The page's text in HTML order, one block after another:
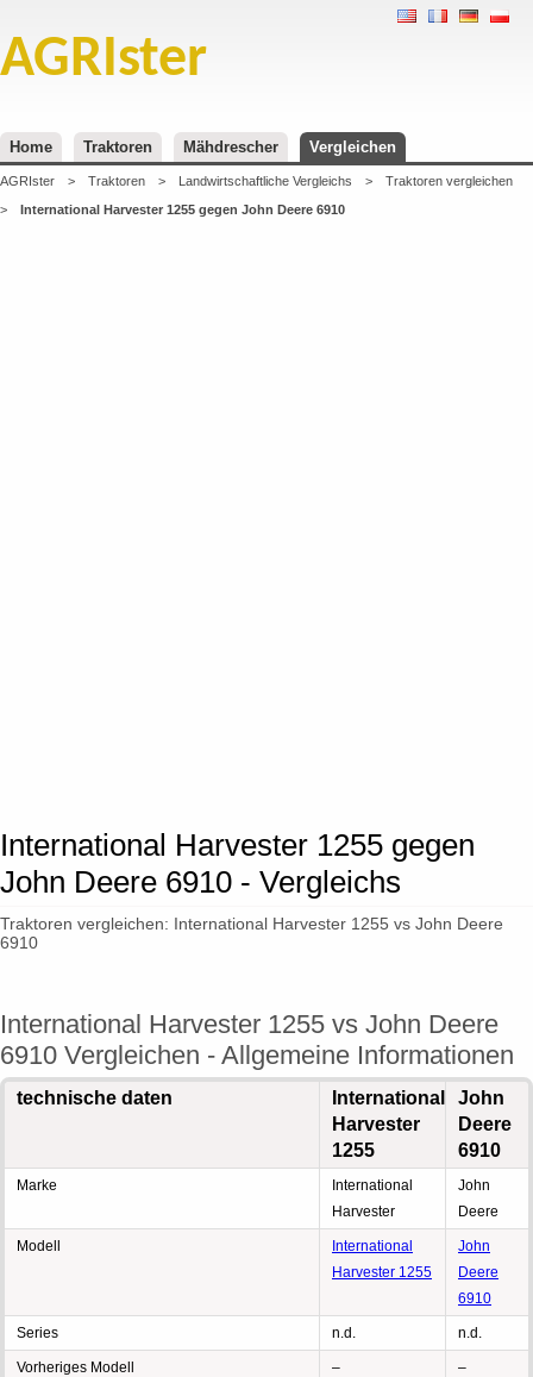
AGRIster
Home Traktoren Mähdrescher Vergleichen
AGRIster > Traktoren > Landwirtschaftliche Vergleichs >
Traktoren vergleichen
>
International Harvester 1255 gegen John Deere 6910
International Harvester 1255 gegen
John Deere 6910 - Vergleichs
Traktoren vergleichen: International Harvester 1255 vs John Deere
6910
International Harvester 1255 vs John Deere
6910 Vergleichen - Allgemeine Informationen
technische daten
International
Harvester
1255
John
Deere
6910
Marke
International
Harvester
John
Deere
Modell
International
Harvester 1255
John
Deere
6910
Series n.d. n.d.
Vorheriges Modell – –